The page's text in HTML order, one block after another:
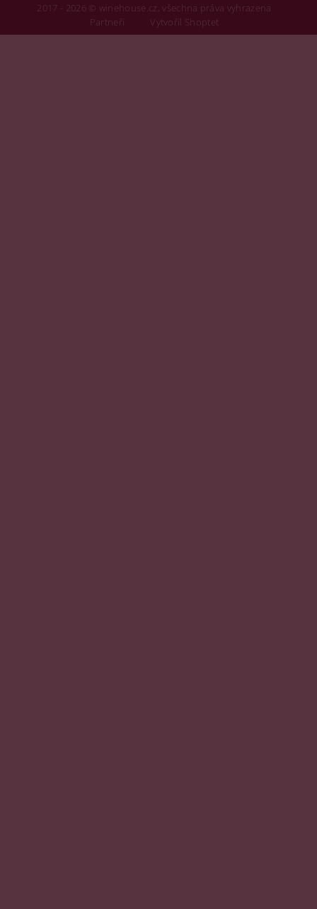
2017 - 2026 © winehouse.cz, všechna práva vyhrazena
Partneři
Vytvořil Shoptet